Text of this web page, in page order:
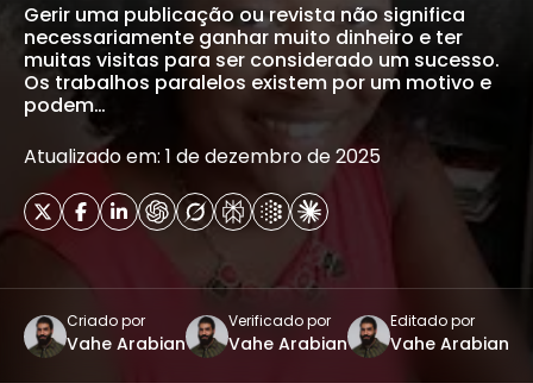
Gerir uma publicação ou revista não significa
necessariamente ganhar muito dinheiro e ter
muitas visitas para ser considerado um sucesso.
Os trabalhos paralelos existem por um motivo e
podem…
Atualizado em: 1 de dezembro de 2025
Criado por
Vahe Arabian
Verificado por
Vahe Arabian
Editado por
Vahe Arabian